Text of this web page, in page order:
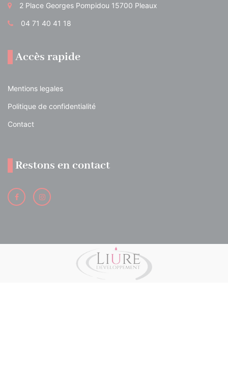
2 Place Georges Pompidou 15700 Pleaux
04 71 40 41 18
Accès rapide
Mentions legales
Politique de confidentialité
Contact
Restons en contact